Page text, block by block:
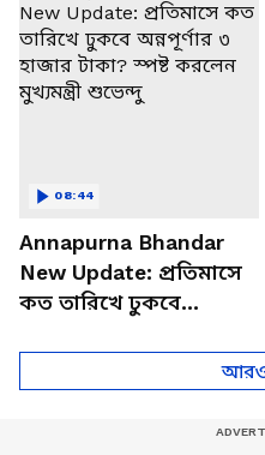
Annapurna Bhandar
New Update: প্রতিমাসে
কত তারিখে ঢুকবে
শুভেন্দু
08:44